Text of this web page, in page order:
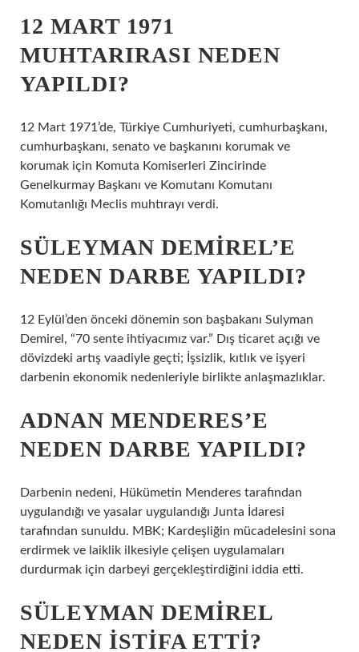
12 MART 1971
MUHTARIRASI NEDEN
YAPILDI?
12 Mart 1971’de, Türkiye Cumhuriyeti, cumhurbaşkanı,
cumhurbaşkanı, senato ve başkanını korumak ve
korumak için Komuta Komiserleri Zincirinde
Genelkurmay Başkanı ve Komutanı Komutanı
Komutanlığı Meclis muhtırayı verdi.
SÜLEYMAN DEMIREL’E
NEDEN DARBE YAPILDI?
12 Eylül’den önceki dönemin son başbakanı Sulyman
Demirel, “70 sente ihtiyacımız var.” Dış ticaret açığı ve
dövizdeki artış vaadiyle geçti; İşsizlik, kıtlık ve işyeri
darbenin ekonomik nedenleriyle birlikte anlaşmazlıklar.
ADNAN MENDERES’E
NEDEN DARBE YAPILDI?
Darbenin nedeni, Hükümetin Menderes tarafından
uygulandığı ve yasalar uygulandığı Junta İdaresi
tarafından sunuldu. MBK; Kardeşliğin mücadelesini sona
erdirmek ve laiklik ilkesiyle çelişen uygulamaları
durdurmak için darbeyi gerçekleştirdiğini iddia etti.
SÜLEYMAN DEMIREL
NEDEN ISTIFA ETTI?